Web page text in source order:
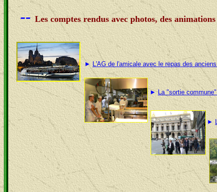
-- Les comptes rendus avec photos, des animations
► L'AG de l'amicale avec le repas des anciens
► La "sortie
►